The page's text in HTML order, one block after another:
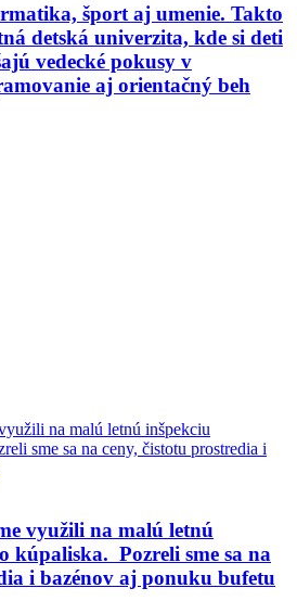
šport aj umenie. Takto
detská univerzita, kde si deti
vedecké pokusy v
aj orientačný beh
využili na malú letnú
kúpaliska. Pozreli sme sa na
i bazénov aj ponuku bufetu